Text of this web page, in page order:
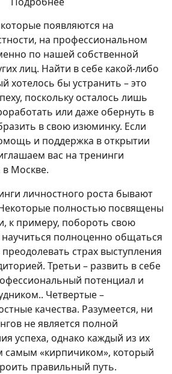
появляются на
на профессиональном
по нашей собственной
лиц. Найти в себе какой-либо
хотелось бы устранить – это
поскольку осталось лишь
или даже обернуть в
в свою изюминку. Если
и поддержка в открытии
вас на тренинги
в Москве.
личностного роста бывают
полностью посвящены
к примеру, побороть свою
научиться полноценно общаться
страх выступления
Третьи – развить в себе
потенциал и
Четвертые –
качества. Разумеется, ни
не является полной
успеха, однако каждый из их
самым «кирпичиком», который
правильный путь.